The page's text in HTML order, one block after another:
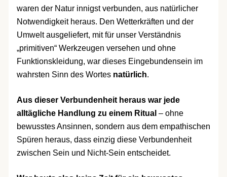
waren der Natur innigst verbunden, aus natürlicher
Notwendigkeit heraus. Den Wetterkräften und der
Umwelt ausgeliefert, mit für unser Verständnis
„primitiven“ Werkzeugen versehen und ohne
Funktionskleidung, war dieses Eingebundensein im
wahrsten Sinn des Wortes natürlich.
Aus dieser Verbundenheit heraus war jede
alltägliche Handlung zu einem Ritual – ohne
bewusstes Ansinnen, sondern aus dem empathischen
Spüren heraus, dass einzig diese Verbundenheit
zwischen Sein und Nicht-Sein entscheidet.